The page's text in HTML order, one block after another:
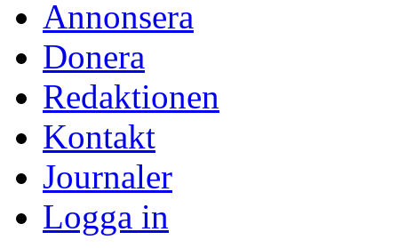
Annonsera
Donera
Redaktionen
Kontakt
Journaler
Logga in